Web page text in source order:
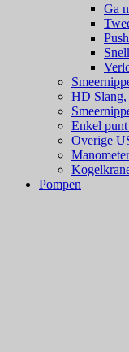
Ga
HD Slang,
Enkel
Overige
Pompen